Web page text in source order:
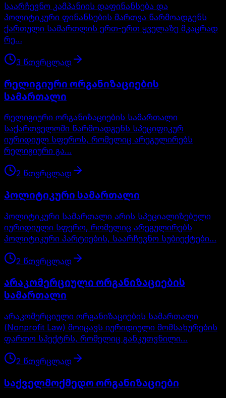
საარჩევნო კამპანიის დაფინანსება და
პოლიტიკური ფინანსების მართვა წარმოადგენს
ქართული სამართლის ერთ-ერთ ყველაზე მკაცრად
რე…
3 წთვრცლად
რელიგიური ორგანიზაციების
სამართალი
რელიგიური ორგანიზაციების სამართალი
საქართველოში წარმოადგენს სპეციფიკურ
იურიდიულ სფეროს, რომელიც არეგულირებს
რელიგიური გა…
2 წთვრცლად
პოლიტიკური სამართალი
პოლიტიკური სამართალი არის სპეციალიზებული
იურიდიული სფერო, რომელიც არეგულირებს
პოლიტიკური პარტიების, საარჩევნო სუბიექტები…
2 წთვრცლად
არაკომერციული ორგანიზაციების
სამართალი
არაკომერციული ორგანიზაციების სამართალი
(Nonprofit Law) მოიცავს იურიდიული მომსახურების
ფართო სპექტრს, რომელიც განკუთვნილი…
2 წთვრცლად
საქველმოქმედო ორგანიზაციები